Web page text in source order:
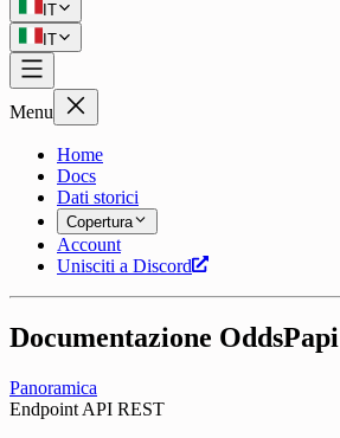
IT
IT
Menu
Home
Docs
Dati storici
Copertura
Account
Unisciti a Discord
Documentazione OddsPapi
Panoramica
Endpoint API REST